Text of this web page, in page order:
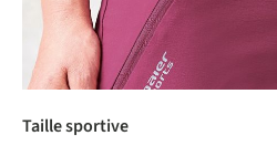
Taille sportive